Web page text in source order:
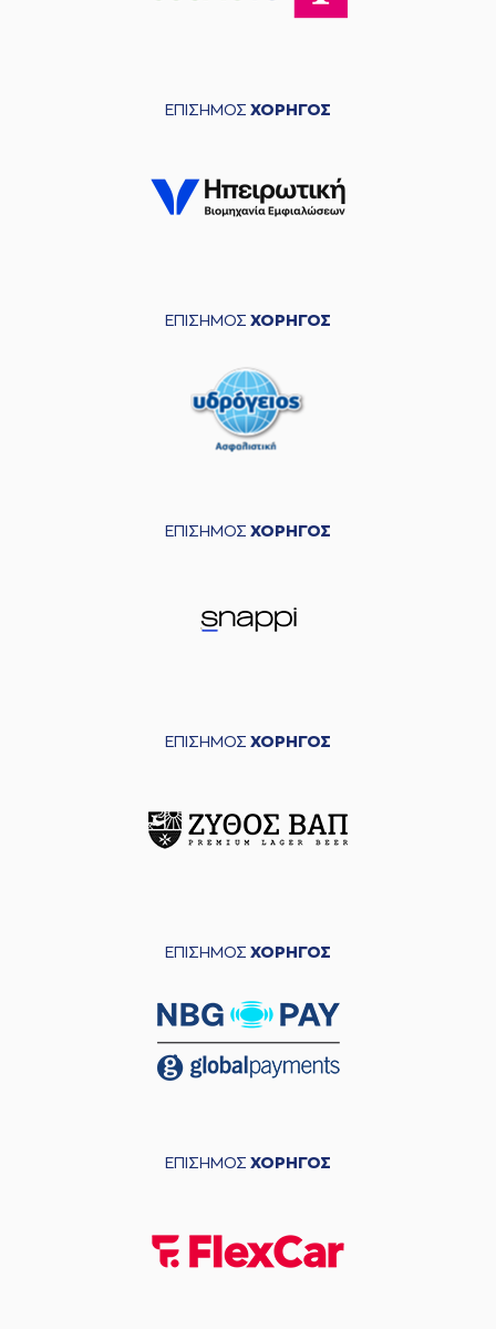
ΕΠΙΣΗΜΟΣ ΧΟΡΗΓΟΣ
ΕΠΙΣΗΜΟΣ ΧΟΡΗΓΟΣ
ΕΠΙΣΗΜΟΣ ΧΟΡΗΓΟΣ
ΕΠΙΣΗΜΟΣ ΧΟΡΗΓΟΣ
ΕΠΙΣΗΜΟΣ ΧΟΡΗΓΟΣ
ΕΠΙΣΗΜΟΣ ΧΟΡΗΓΟΣ